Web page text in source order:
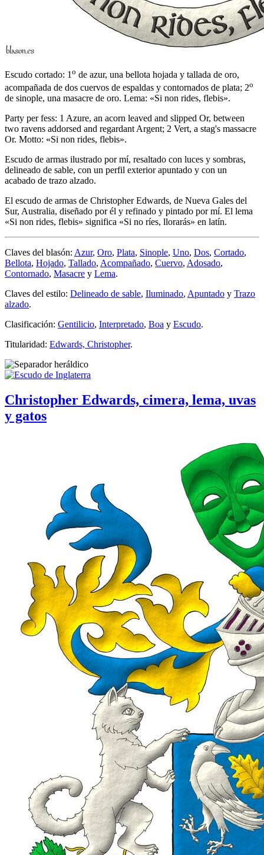
Escudo cortado: 1 o de azur, una bellota hojada y tallada de oro,
acompañada de dos cuervos de espaldas y contornados de plata; 2o
de sinople, una masacre de oro. Lema: «Si non rides, flebis».
Party per fess: 1 Azure, an acorn leaved and slipped Or, between
two ravens addorsed and regardant Argent; 2 Vert, a stag's massacre
Or. Motto: «Si non rides, flebis».
Escudo de armas ilustrado por mí, resaltado con luces y sombras,
delineado de sable, con un perfil exterior apuntado y con un
acabado de trazo alzado.
El escudo de armas de Christopher Edwards, de Nueva Gales del
Sur, Australia, diseñado por él y refinado y pintado por mí. El lema
«Si non rides, flebis» significa «Si no ríes, llorarás» en latín.
Claves del blasón: Azur, Oro, Plata, Sinople, Uno, Dos, Cortado,
Bellota, Hojado, Tallado, Acompañado, Cuervo, Adosado,
Contornado, Masacre y Lema.
Claves del estilo: Delineado de sable, Iluminado, Apuntado y Trazo
alzado.
Clasificación: Gentilicio, Interpretado, Boa y Escudo.
Titularidad: Edwards, Christopher.
Christopher Edwards, cimera, lema, uvas
y gatos